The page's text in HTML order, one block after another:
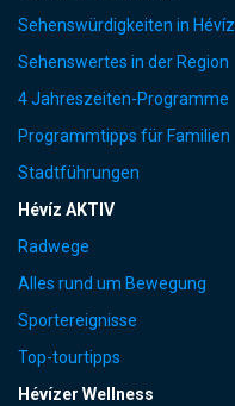
Sehenswürdigkeiten in Hévíz
Sehenswertes in der Region
4 Jahreszeiten-Programme
Programmtipps für Familien
Stadtführungen
Hévíz AKTIV
Radwege
Alles rund um Bewegung
Sportereignisse
Top-tourtipps
Hévízer Wellness